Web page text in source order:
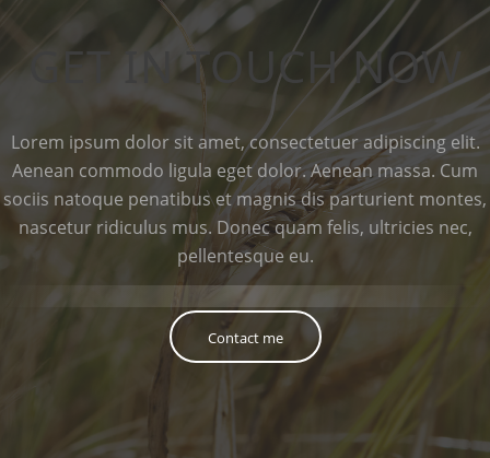
GET IN TOUCH NOW
Lorem ipsum dolor sit amet, consectetuer adipiscing elit.
Aenean commodo ligula eget dolor. Aenean massa. Cum
sociis natoque penatibus et magnis dis parturient montes,
nascetur ridiculus mus. Donec quam felis, ultricies nec,
pellentesque eu.
Contact me